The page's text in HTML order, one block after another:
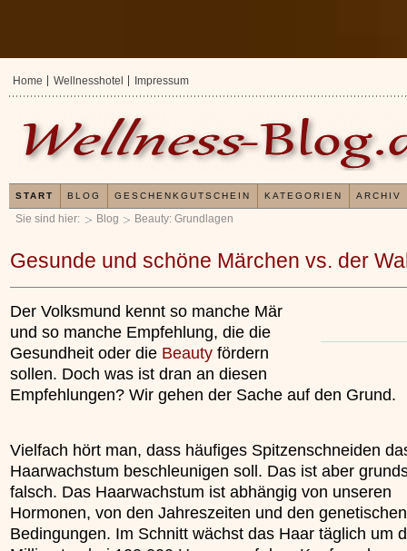
Sie sind hier: Blog Beauty: Grundlagen
Gesunde und schöne Märchen vs. der
Der Volksmund kennt so manche Mär
und so manche Empfehlung, die die
Gesundheit oder die Beauty fördern
sollen. Doch was ist dran an diesen
Empfehlungen? Wir gehen der Sache auf den Grund.
Vielfach hört man, dass häufiges Spitzenschneiden
Haarwachstum beschleunigen soll. Das ist aber
falsch. Das Haarwachstum ist abhängig von unseren
Hormonen, von den Jahreszeiten und den genetischen
Bedingungen. Im Schnitt wächst das Haar täglich um
Erfahrungen mit und Anwendungsweisen
Home Wellnesshotel Impressum
START BLOG GESCHENKGUTSCHEIN KATEGORIEN ARCHIV